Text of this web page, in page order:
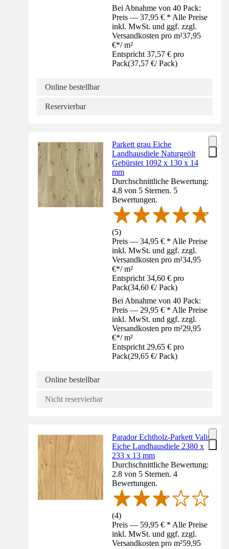
Bei Abnahme von 40 Pack:
Preis — 37,95 € * Alle Preise
inkl. MwSt. und ggf. zzgl.
Versandkosten pro m²37,95
€*/ m²
Entspricht 37,57 € pro
Pack(37,57 €/ Pack)
Online bestellbar
Reservierbar
Parkett grau Eiche
Landhausdiele Naturgeölt
Gebürstet 1092 x 130 x 14
mm
Durchschnittliche Bewertung:
4.8 von 5 Sternen. 5
Bewertungen.
(5)
Preis — 34,95 € * Alle Preise
inkl. MwSt. und ggf. zzgl.
Versandkosten pro m²34,95
€*/ m²
Entspricht 34,60 € pro
Pack(34,60 €/ Pack)
Bei Abnahme von 40 Pack:
Preis — 29,95 € * Alle Preise
inkl. MwSt. und ggf. zzgl.
Versandkosten pro m²29,95
€*/ m²
Entspricht 29,65 € pro
Pack(29,65 €/ Pack)
Online bestellbar
Nicht reservierbar
Parador Echtholz-Parkett Valis
Eiche Landhausdiele 2380 x
233 x 13 mm
Durchschnittliche Bewertung:
2.8 von 5 Sternen. 4
Bewertungen.
(4)
Preis — 59,95 € * Alle Preise
inkl. MwSt. und ggf. zzgl.
Versandkosten pro m²59,95